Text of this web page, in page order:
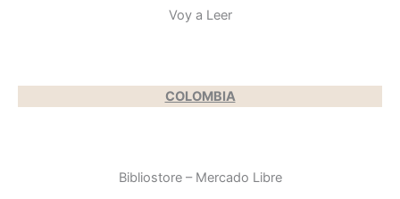
Voy a Leer
COLOMBIA
Bibliostore – Mercado Libre